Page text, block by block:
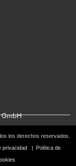
los derechos reservados.
privacidad|
Política de